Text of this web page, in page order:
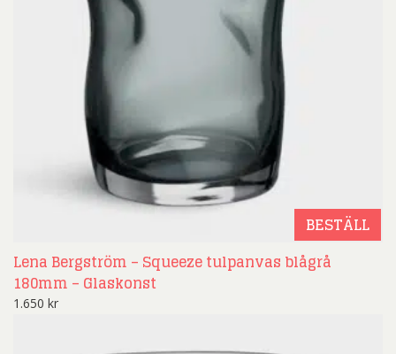
BESTÄLL
Lena Bergström – Squeeze tulpanvas blågrå
180mm – Glaskonst
1.650 kr